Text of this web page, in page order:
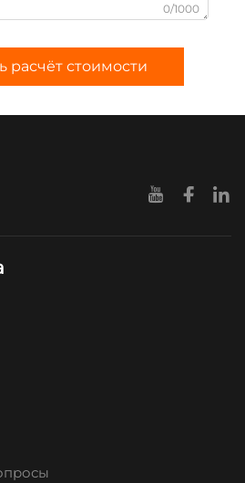
0/1000
расчёт стоимости